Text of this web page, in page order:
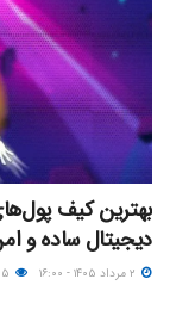
دیجیتال ساده و